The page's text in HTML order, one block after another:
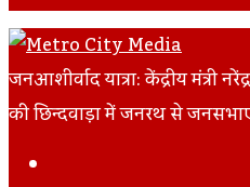
जनआशीर्वाद यात्रा: केंद्रीय मंत्री
की छिन्दवाड़ा में जनरथ से